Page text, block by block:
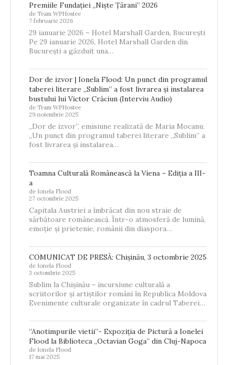
Premiile Fundației „Niște Țărani” 2026
de Team WPHostee
7 februarie 2026
29 ianuarie 2026 – Hotel Marshall Garden, București
Pe 29 ianuarie 2026, Hotel Marshall Garden din
București a găzduit una…
Dor de izvor | Ionela Flood: Un punct din programul
taberei literare „Sublim” a fost livrarea și instalarea
bustului lui Victor Crăciun (Interviu Audio)
de Team WPHostee
29 noiembrie 2025
„Dor de izvor”, emisiune realizată de Maria Mocanu.
„Un punct din programul taberei literare „Sublim” a
fost livrarea și instalarea…
Toamna Culturală Românească la Viena – Ediția a III-
a
de Ionela Flood
27 octombrie 2025
Capitala Austriei a îmbrăcat din nou straie de
sărbătoare românească. Într-o atmosferă de lumină,
emoție și prietenie, românii din diaspora…
COMUNICAT DE PRESĂ: Chișinău, 3 octombrie 2025
de Ionela Flood
3 octombrie 2025
Sublim la Chișinău – incursiune culturală a
scriitorilor și artiștilor români în Republica Moldova
Evenimente culturale organizate în cadrul Taberei…
‘’Anotimpurile vietii’’- Expoziția de Pictură a Ionelei
Flood la Biblioteca „Octavian Goga” din Cluj-Napoca
de Ionela Flood
17 mai 2025